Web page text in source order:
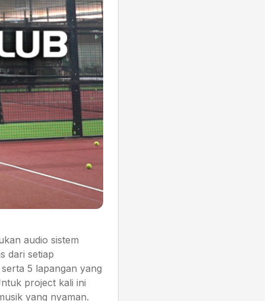
audio sistem
dari setiap
5 lapangan yang
project kali ini
yang nyaman.